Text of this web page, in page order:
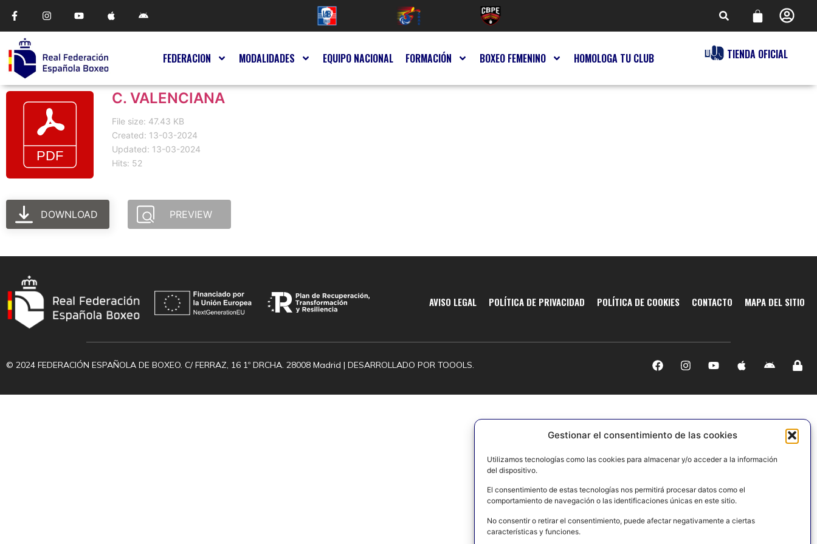
Gestionar el consentimiento de las cookies
Utilizamos tecnologías como las cookies para almacenar y/o acceder a la información
del dispositivo.
El consentimiento de estas tecnologías nos permitirá procesar datos como el
comportamiento de navegación o las identificaciones únicas en este sitio.
No consentir o retirar el consentimiento, puede afectar negativamente a ciertas
características y funciones.
FEDERACION MODALIDADES EQUIPO NACIONAL FORMACIÓN BOXEO FEMENINO HOMOLOGA TU CLUB TIENDA OFICIAL
C. VALENCIANA
File size: 47.43 KB
Created: 13-03-2024
Updated: 13-03-2024
Hits: 52
DOWNLOAD PREVIEW
AVISO LEGAL POLÍTICA DE PRIVACIDAD POLÍTICA DE COOKIES CONTACTO MAPA DEL SITIO
© 2024 FEDERACIÓN ESPAÑOLA DE BOXEO. C/ FERRAZ, 16 1º DRCHA. 28008 Madrid | DESARROLLADO POR TOOOLS.